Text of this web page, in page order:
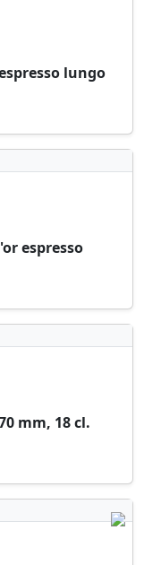
dlc : 05...
le gobelet ref